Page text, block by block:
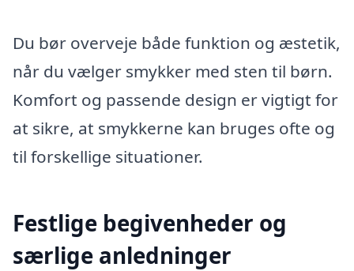
Du bør overveje både funktion og æstetik,
når du vælger smykker med sten til børn.
Komfort og passende design er vigtigt for
at sikre, at smykkerne kan bruges ofte og
til forskellige situationer.
Festlige begivenheder og
særlige anledninger